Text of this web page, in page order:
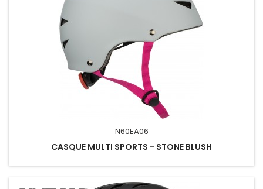
N60EA06
CASQUE MULTI SPORTS - STONE BLUSH